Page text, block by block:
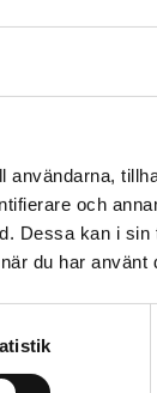
och
Dessa kan i sin
du har använt